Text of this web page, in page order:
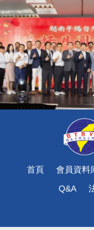
首頁 會員資料
Q&A